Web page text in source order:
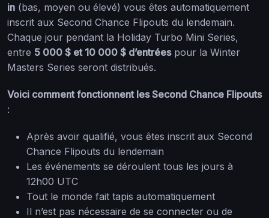
in (bas, moyen ou élevé) vous êtes automatiquement
inscrit aux Second Chance Flipouts du lendemain.
Chaque jour pendant la Holiday Turbo Mini Series,
entre 5 000 $ et 10 000 $ d’entréespour la Winter
Masters Series seront distribués.
Voici comment fonctionnent les Second Chance Flipouts
:
Après avoir qualifié, vous êtes inscrit aux Second
Chance Flipouts du lendemain
Les événements se déroulent tous les jours à
12h00 UTC
Tout le monde fait tapis automatiquement
Il n’est pas nécessaire de se connecter ou de